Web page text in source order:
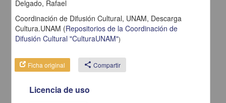
Delgado, Rafael
Coordinación de Difusión Cultural, UNAM, Descarga
Cultura.UNAM (Repositorios de la Coordinación de
Difusión Cultural "CulturaUNAM")
Ficha original share Compartir
Licencia de uso